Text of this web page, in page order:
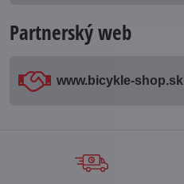
Partnerský web
www​.bicykle-shop​.sk